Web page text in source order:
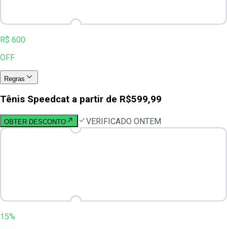
R$ 600
OFF
Regras
Tênis Speedcat a partir de R$599,99
OBTER DESCONTO VERIFICADO ONTEM
15%